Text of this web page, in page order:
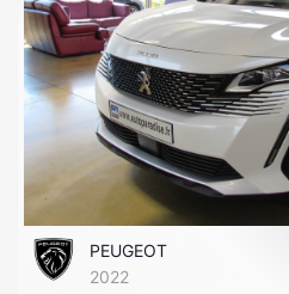
PEUGEOT
2022